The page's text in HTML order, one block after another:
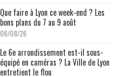
Que faire à Lyon ce week-end ? Les
bons plans du 7 au 9 août
06/08/26
Le 6e arrondissement est-il sous-
équipé en caméras ? La Ville de Lyon
entretient le flou